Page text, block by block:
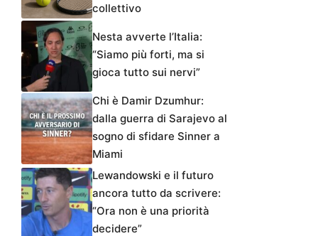
collettivo
Nesta avverte l’Italia:
“Siamo più forti, ma si
gioca tutto sui nervi”
Chi è Damir Dzumhur:
dalla guerra di Sarajevo al
sogno di sfidare Sinner a
Miami
Lewandowski e il futuro
ancora tutto da scrivere:
“Ora non è una priorità
decidere”